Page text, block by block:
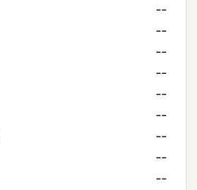
--
--
--
--
--
--
--
--
--